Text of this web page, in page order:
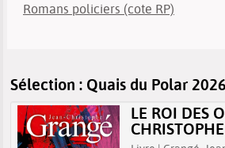
Romans policiers (cote RP)
Sélection : Quais du Polar 2026
LE ROI DES